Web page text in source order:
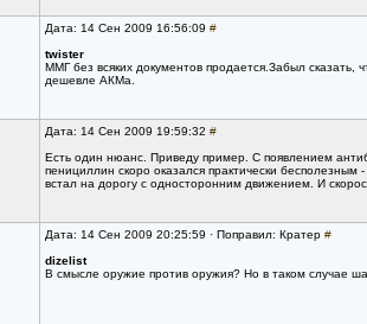
Дата: 14 Сен 2009 16:56:09 #
twister
ММГ без всяких документов продается.Забыл
дешевле АКМа.
Дата: 14 Сен 2009 19:59:32 #
Есть один нюанс. Приведу пример. С появлением
пенициллин скоро оказался практически бесполезным
встал на дорогу с односторонним движением. И
Дата: 14 Сен 2009 20:25:59 · Поправил: Кратер #
dizelist
В смысле оружие против оружия? Но в таком случае